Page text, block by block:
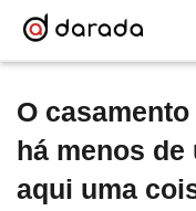
O
há menos de
aqui uma